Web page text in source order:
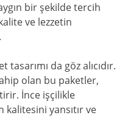
bir şekilde tercih
ve lezzetin
da göz alıcıdır.
olan bu paketler,
İnce işçilikle
kalitesini yansıtır ve